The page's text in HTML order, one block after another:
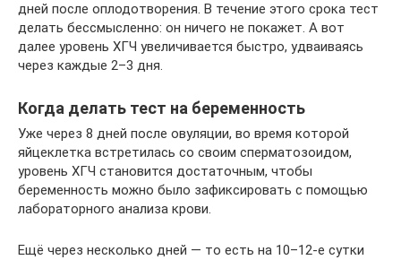
дней после оплодотворения. В течение этого срока тест
делать бессмысленно: он ничего не покажет. А вот
далее уровень ХГЧ увеличивается быстро, удваиваясь
через каждые 2–3 дня.
Когда делать тест на беременность
Уже через 8 дней после овуляции, во время которой
яйцеклетка встретилась со своим сперматозоидом,
уровень ХГЧ становится достаточным, чтобы
беременность можно было зафиксировать с помощью
лабораторного анализа крови.
Ещё через несколько дней — то есть на 10–12-е сутки